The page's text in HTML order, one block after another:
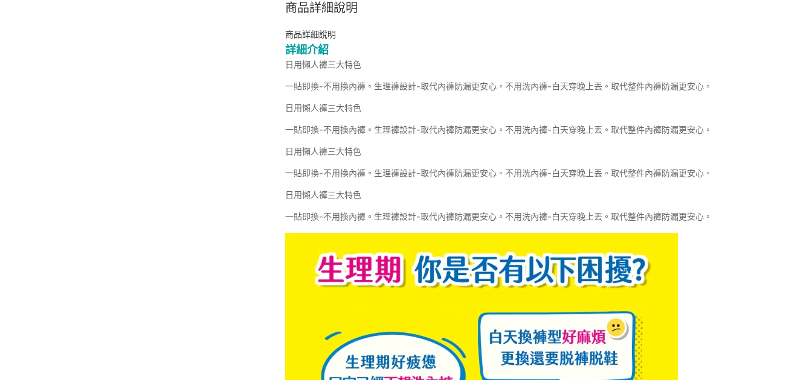
商品詳細說明
商品詳細說明
詳細介紹
日用懶人褲三大特色
一貼即換-不用換內褲。生理褲設計-取代內褲防漏更安心。不用洗內褲-白天穿晚上丟。取代整件內褲防漏更安心。
日用懶人褲三大特色
一貼即換-不用換內褲。生理褲設計-取代內褲防漏更安心。不用洗內褲-白天穿晚上丟。取代整件內褲防漏更安心。
日用懶人褲三大特色
一貼即換-不用換內褲。生理褲設計-取代內褲防漏更安心。不用洗內褲-白天穿晚上丟。取代整件內褲防漏更安心。
日用懶人褲三大特色
一貼即換-不用換內褲。生理褲設計-取代內褲防漏更安心。不用洗內褲-白天穿晚上丟。取代整件內褲防漏更安心。